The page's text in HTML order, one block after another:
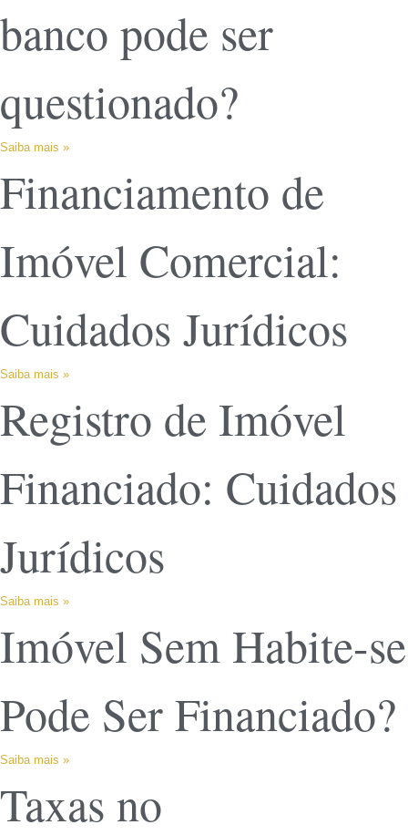
banco pode ser
questionado?
Saiba mais »
Financiamento de
Imóvel Comercial:
Cuidados Jurídicos
Saiba mais »
Registro de Imóvel
Financiado: Cuidados
Jurídicos
Saiba mais »
Imóvel Sem Habite-se
Pode Ser Financiado?
Saiba mais »
Taxas no